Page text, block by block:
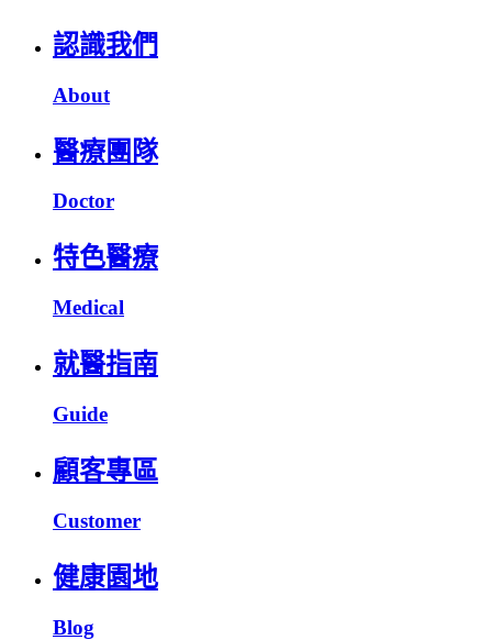
認識我們
About
醫療團隊
Doctor
特色醫療
Medical
就醫指南
Guide
顧客專區
Customer
健康園地
Blog